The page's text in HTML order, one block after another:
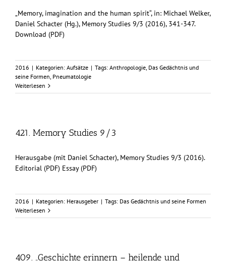
„Memory, imagination and the human spirit“, in: Michael Welker,
Daniel Schacter (Hg.), Memory Studies 9/3 (2016), 341-347.
Download (PDF)
2016 | Kategorien: Aufsätze | Tags: Anthropologie, Das Gedächtnis und
seine Formen, Pneumatologie
Weiterlesen
421. Memory Studies 9/3
Herausgabe (mit Daniel Schacter), Memory Studies 9/3 (2016).
Editorial (PDF) Essay (PDF)
2016 | Kategorien: Herausgeber | Tags: Das Gedächtnis und seine Formen
Weiterlesen
409. „Geschichte erinnern – heilende und